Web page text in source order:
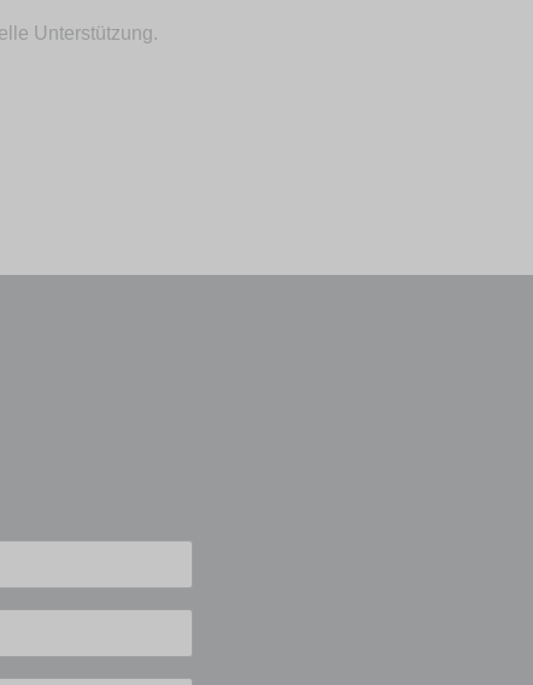
Unterstützung.